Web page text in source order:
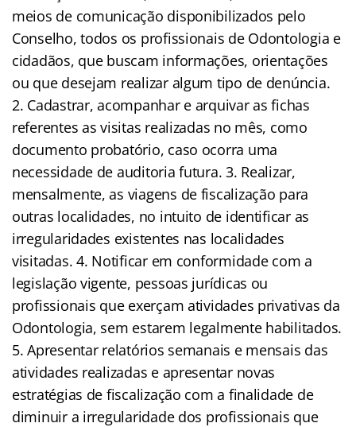
meios de comunicação disponibilizados pelo
Conselho, todos os profissionais de Odontologia e
cidadãos, que buscam informações, orientações
ou que desejam realizar algum tipo de denúncia.
2. Cadastrar, acompanhar e arquivar as fichas
referentes as visitas realizadas no mês, como
documento probatório, caso ocorra uma
necessidade de auditoria futura. 3. Realizar,
mensalmente, as viagens de fiscalização para
outras localidades, no intuito de identificar as
irregularidades existentes nas localidades
visitadas. 4. Notificar em conformidade com a
legislação vigente, pessoas jurídicas ou
profissionais que exerçam atividades privativas da
Odontologia, sem estarem legalmente habilitados.
5. Apresentar relatórios semanais e mensais das
atividades realizadas e apresentar novas
estratégias de fiscalização com a finalidade de
diminuir a irregularidade dos profissionais que